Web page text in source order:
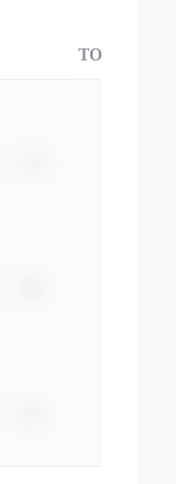
TOP3交易国